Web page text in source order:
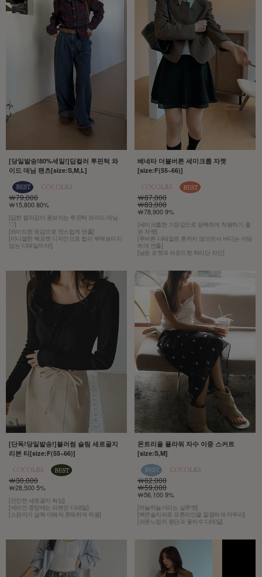
[당일발송!80%세일!]딥컬러 투핀턱 와
이드 데님 팬츠[size:S,M,L]
￦79,000
￦15,800 80%
[딥한 컬러감이 돋보이는 투핀턱 와이드 데님
♡]
[와이드한 핏감으로 멋스럽게 연출]
[미니멀한 백포켓 디자인으로 힙이 부해보이지
않는 디테일까지!]
베네타 더블버튼 세미크롭 자켓
[size:F(55~66)]
￦87,000
￦83,000
￦78,900 9%
[세미크롭한 기장감으로 담백하게 착용하기 좋
은 자켓]
[투버튼 디테일로 흔하지 않으면서 바디는 아담
하게 연출]
[낮은 포켓과 라운드한 허리단 라인]
[단독!당일발송!]블러썸 슬림 세로골지
리본 티[size:F(55~66)]
￦30,000
￦28,500 5%
[잔잔한 세로골지 짜임]
[넥라인 중앙에는 리본끈 디테일]
[스판끼가 살짝 더해져 쫀득하게 착용]
몬트리올 플라워 자수 이중 스커트
[size:S,M]
￦62,000
￦59,000
￦56,100 9%
[하늘하늘거리는 실루엣]
[백콘솔지퍼로 프론라인을 깔끔하게 마무리]
[쉬폰느낌의 원단과 꽃자수 디테일]